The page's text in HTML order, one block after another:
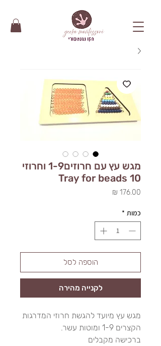
מגש עץ עם חרוזים1-9 וחרוזי
10 Tray for beads
כמות *
הוספה לסל
לקנייה מהירה
מגש עץ מיועד להגשת חרוזי המדרגות
הקצרים 1-9 ומוטות עשר.
ברכישה מקבלים